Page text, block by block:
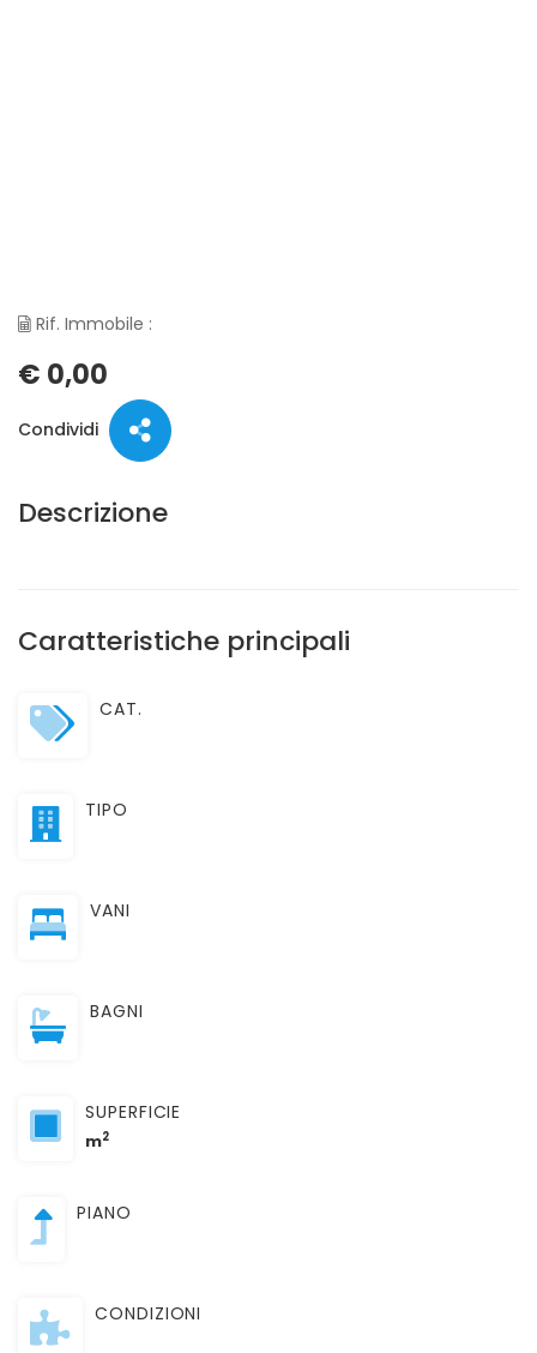
Rif. Immobile :
€ 0,00
Condividi
Descrizione
Caratteristiche principali
CAT.
TIPO
VANI
BAGNI
SUPERFICIE
m2
PIANO
CONDIZIONI